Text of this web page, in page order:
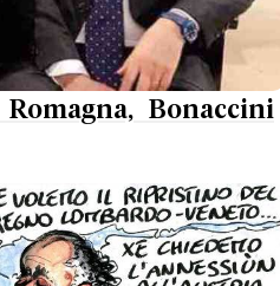
Bonaccini